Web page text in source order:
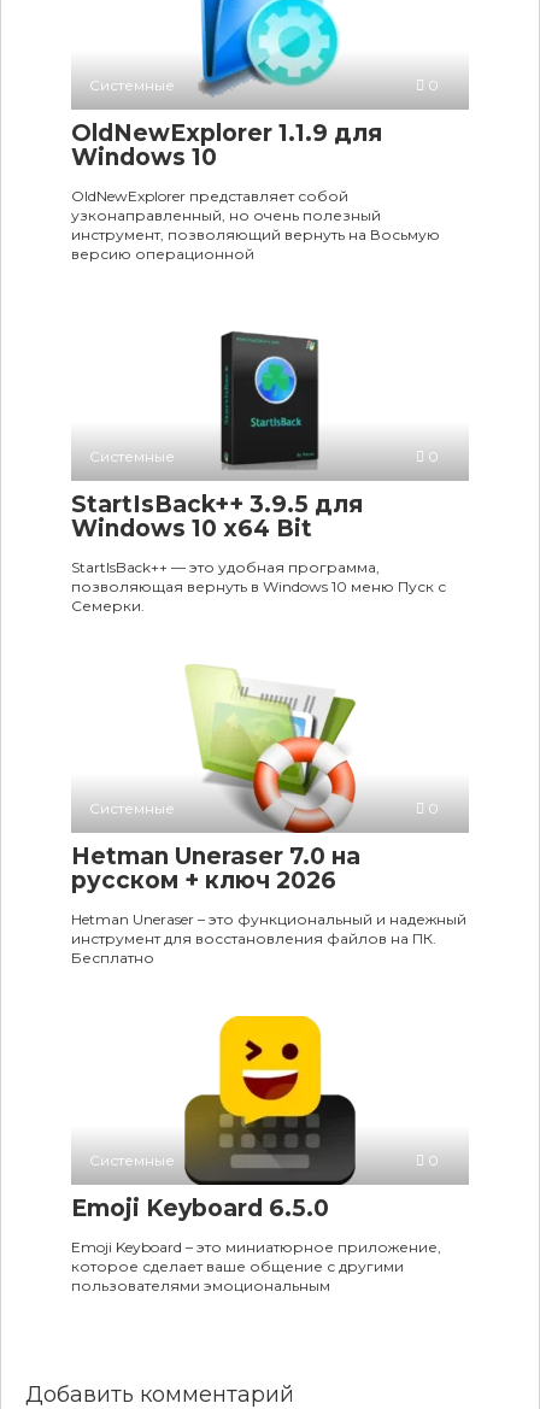
Системные 0
OldNewExplorer 1.1.9 для
Windows 10
OldNewExplorer представляет собой
узконаправленный, но очень полезный
инструмент, позволяющий вернуть на Восьмую
версию операционной
Системные 0
StartIsBack++ 3.9.5 для
Windows 10 x64 Bit
StartIsBack++ — это удобная программа,
позволяющая вернуть в Windows 10 меню Пуск с
Семерки.
Системные 0
Hetman Uneraser 7.0 на
русском + ключ 2026
Hetman Uneraser – это функциональный и надежный
инструмент для восстановления файлов на ПК.
Бесплатно
Системные 0
Emoji Keyboard 6.5.0
Emoji Keyboard – это миниатюрное приложение,
которое сделает ваше общение с другими
пользователями эмоциональным
Добавить комментарий